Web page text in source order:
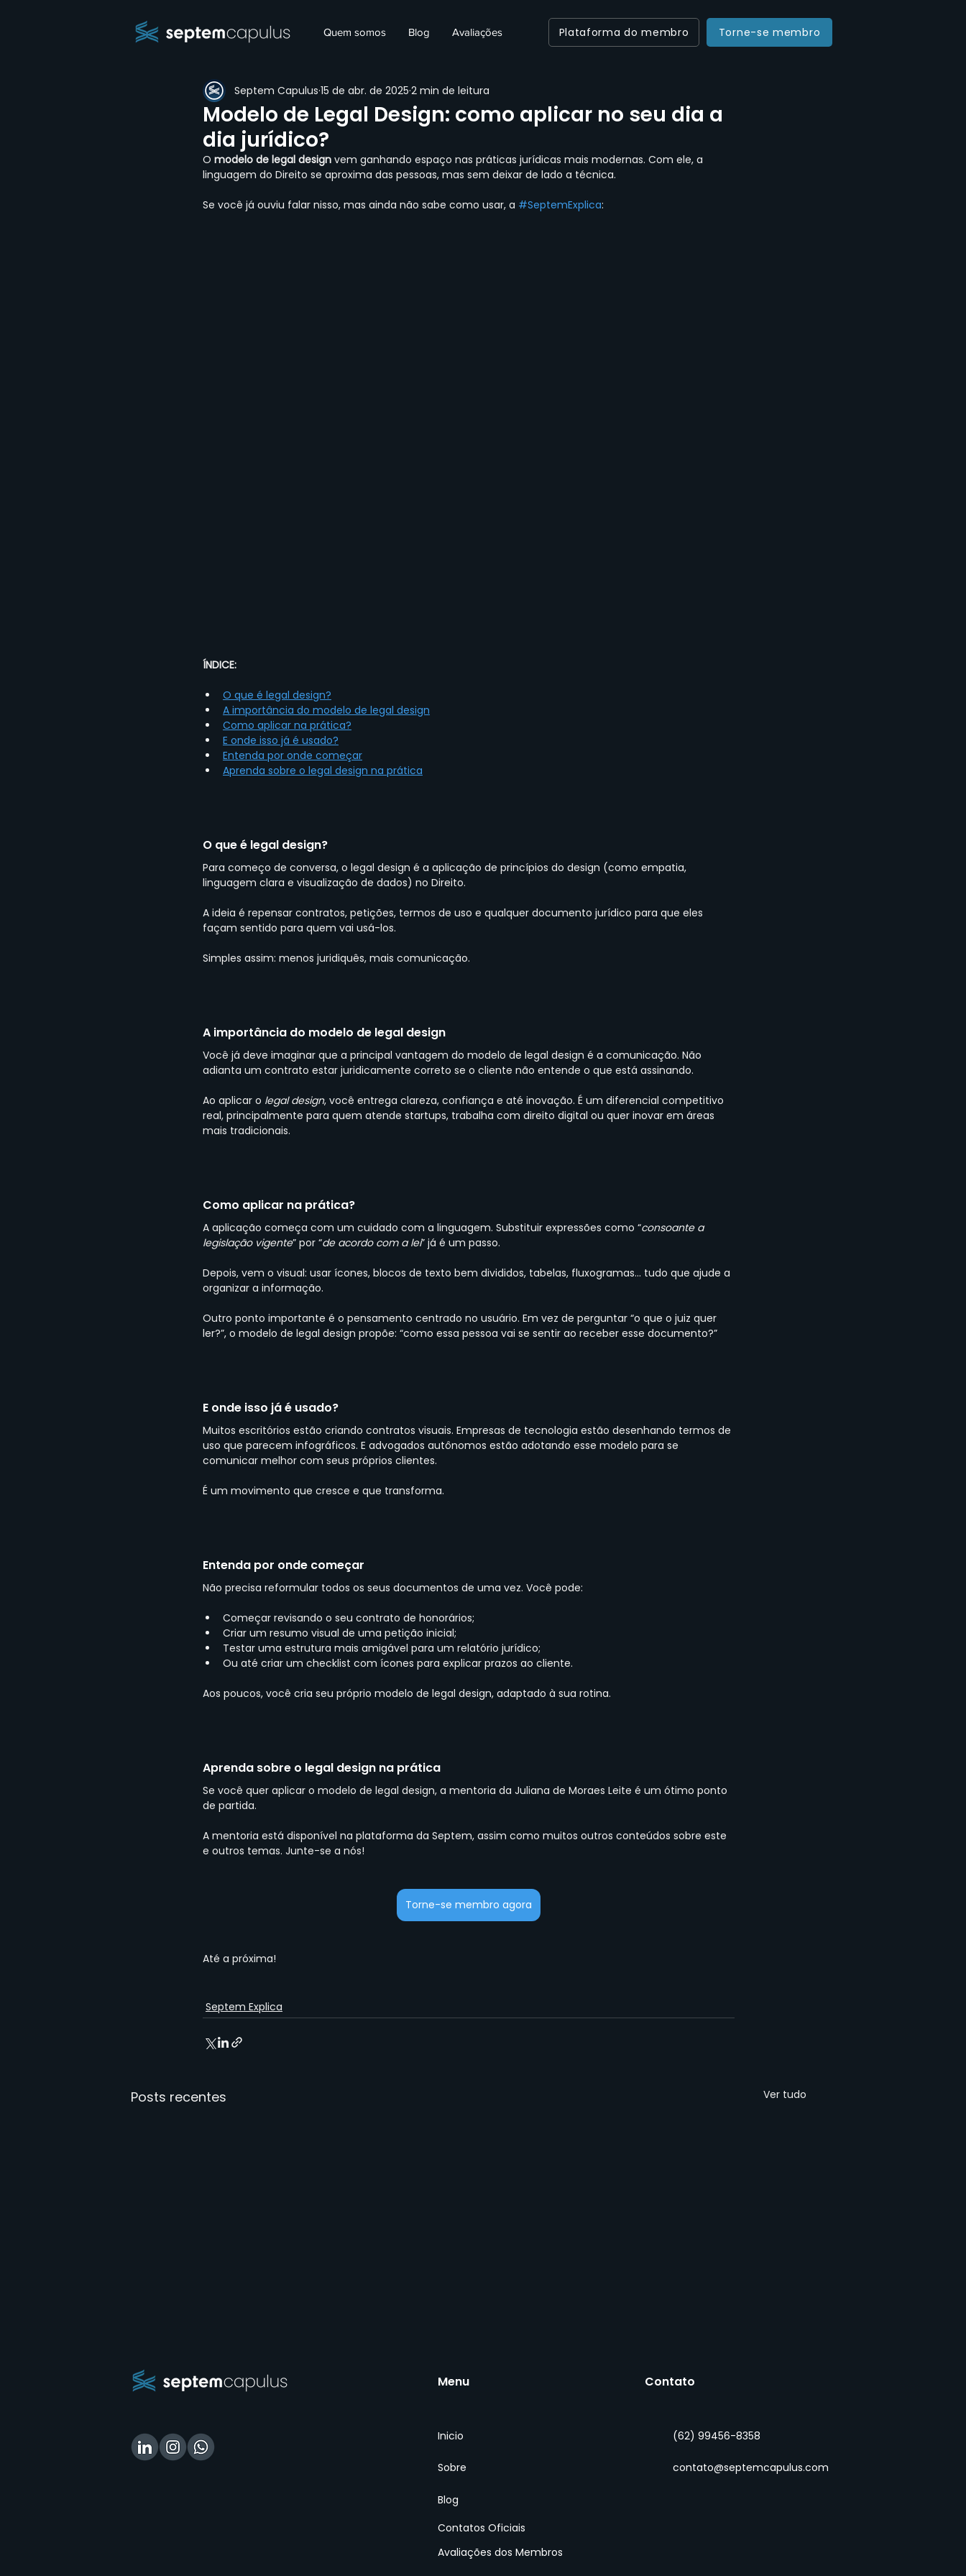
Quem somos Blog Avaliações Plataforma do membro Torne-se membro
Modelo de Legal Design: como aplicar no seu dia a
dia jurídico?
Septem Capulus 15 de abr. de 2025 2 min de leitura
O modelo de legal design vem ganhando espaço nas práticas jurídicas mais modernas. Com ele, a
linguagem do Direito se aproxima das pessoas, mas sem deixar de lado a técnica.
Se você já ouviu falar nisso, mas ainda não sabe como usar, a #SeptemExplica:
ÍNDICE:
O que é legal design?
A importância do modelo de legal design
Como aplicar na prática?
E onde isso já é usado?
Entenda por onde começar
Aprenda sobre o legal design na prática
O que é legal design?
Para começo de conversa, o legal design é a aplicação de princípios do design (como empatia,
linguagem clara e visualização de dados) no Direito.
A ideia é repensar contratos, petições, termos de uso e qualquer documento jurídico para que eles
façam sentido para quem vai usá-los.
Simples assim: menos juridiquês, mais comunicação.
A importância do modelo de legal design
Você já deve imaginar que a principal vantagem do modelo de legal design é a comunicação. Não
adianta um contrato estar juridicamente correto se o cliente não entende o que está assinando.
Ao aplicar o legal design, você entrega clareza, confiança e até inovação. É um diferencial competitivo
real, principalmente para quem atende startups, trabalha com direito digital ou quer inovar em áreas
mais tradicionais.
Como aplicar na prática?
A aplicação começa com um cuidado com a linguagem. Substituir expressões como “consoante a
legislação vigente” por “de acordo com a lei” já é um passo.
Depois, vem o visual: usar ícones, blocos de texto bem divididos, tabelas, fluxogramas… tudo que ajude a
organizar a informação.
Outro ponto importante é o pensamento centrado no usuário. Em vez de perguntar “o que o juiz quer
ler?”, o modelo de legal design propõe: “como essa pessoa vai se sentir ao receber esse documento?”
E onde isso já é usado?
Muitos escritórios estão criando contratos visuais. Empresas de tecnologia estão desenhando termos de
uso que parecem infográficos. E advogados autônomos estão adotando esse modelo para se
comunicar melhor com seus próprios clientes.
É um movimento que cresce e que transforma.
Entenda por onde começar
Não precisa reformular todos os seus documentos de uma vez. Você pode:
Começar revisando o seu contrato de honorários;
Criar um resumo visual de uma petição inicial;
Testar uma estrutura mais amigável para um relatório jurídico;
Ou até criar um checklist com ícones para explicar prazos ao cliente.
Aos poucos, você cria seu próprio modelo de legal design, adaptado à sua rotina.
Aprenda sobre o legal design na prática
Se você quer aplicar o modelo de legal design, a mentoria da Juliana de Moraes Leite é um ótimo ponto
de partida.
A mentoria está disponível na plataforma da Septem, assim como muitos outros conteúdos sobre este
e outros temas. Junte-se a nós!
Torne-se membro agora
Até a próxima!
Septem Explica
Posts recentes Ver tudo
O que é Direito Digital — e
como atuar nessa que é
Modelo de parecer
jurídico: Como elaborar
Direito digital: Tudo que
você precisa saber para
Menu
Inicio
Sobre
Contato
(62) 99456-8358
contato@septemcapulus.com
Blog
Contatos Oficiais
Avaliações dos Membros